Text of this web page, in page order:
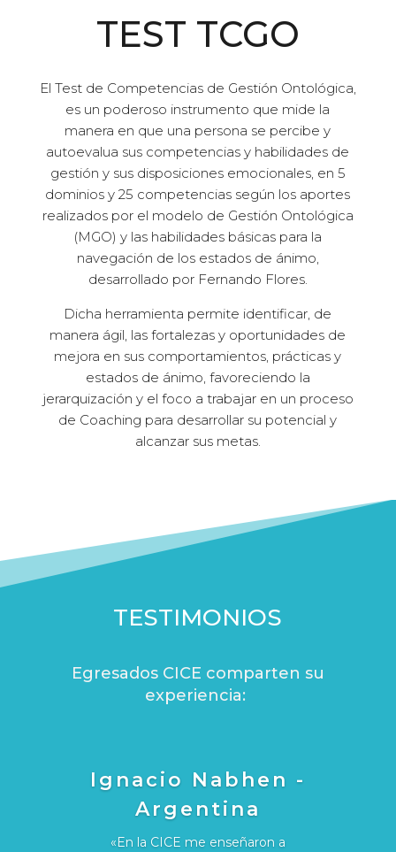
TEST TCGO
El Test de Competencias de Gestión Ontológica,
es un poderoso instrumento que mide la
manera en que una persona se percibe y
autoevalua sus competencias y habilidades de
gestión y sus disposiciones emocionales, en 5
dominios y 25 competencias según los aportes
realizados por el modelo de Gestión Ontológica
(MGO) y las habilidades básicas para la
navegación de los estados de ánimo,
desarrollado por Fernando Flores.
Dicha herramienta permite identificar, de
manera ágil, las fortalezas y oportunidades de
mejora en sus comportamientos, prácticas y
estados de ánimo, favoreciendo la
jerarquización y el foco a trabajar en un proceso
de Coaching para desarrollar su potencial y
alcanzar sus metas.
TESTIMONIOS
Egresados CICE comparten su
experiencia:
Ignacio Nabhen -
Argentina
«En la CICE me enseñaron a